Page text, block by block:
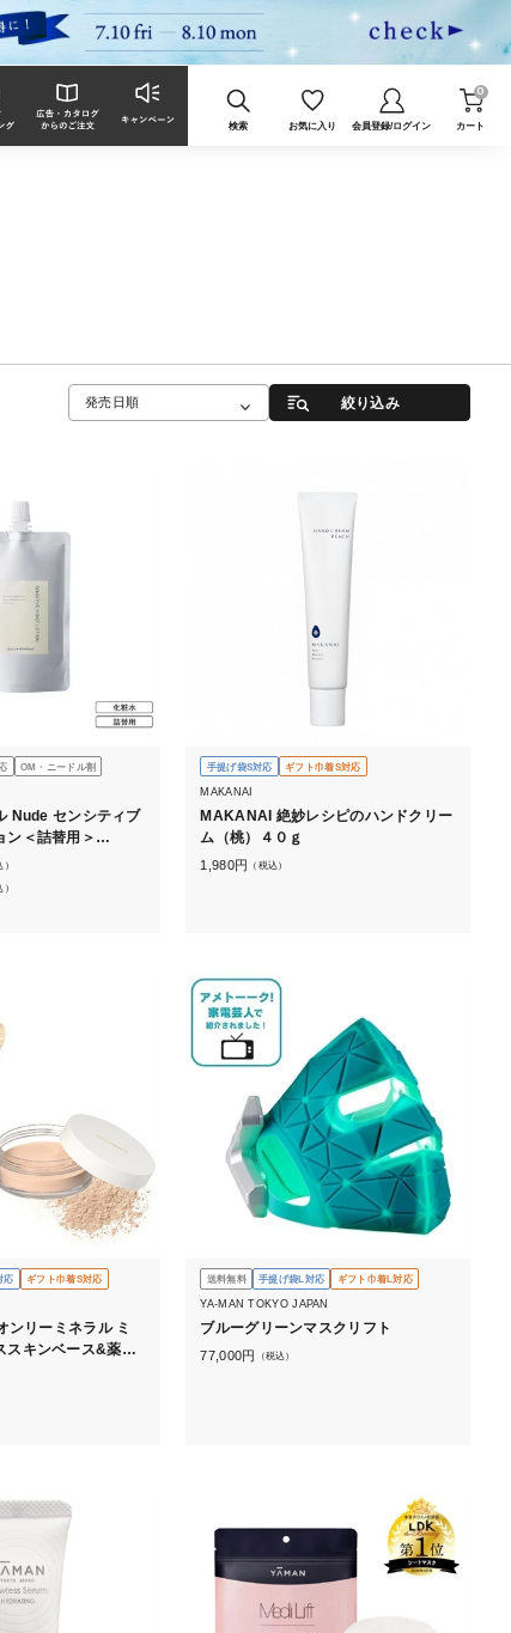
検索 お気に入り 会員登録/ログイン カート
0
発売日順 絞り込み
OM・ニードル割
Nude センシティブ
ン＜詰替用＞
し）
）
）
手提げ袋S対応 ギフト巾着S対応
MAKANAI
MAKANAI 絶妙レシピのハンドクリー
ム（桃）４０ｇ
1,980円 （税込）
応 ギフト巾着S対応
ンリーミネラル ミ
スキンベース&薬用
パウダー セット
送料無料 手提げ袋L対応 ギフト巾着L対応
YA-MAN TOKYO JAPAN
ブルーグリーンマスクリフト
77,000円 （税込）